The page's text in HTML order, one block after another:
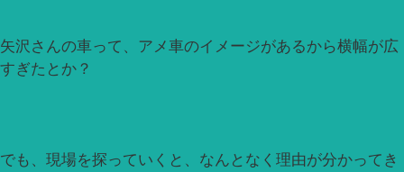
矢沢さんの車って、アメ車のイメージがあるから横幅が広
すぎたとか？
でも、現場を探っていくと、なんとなく理由が分かってき